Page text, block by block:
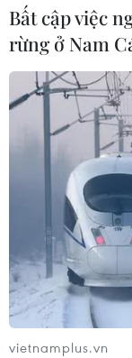
Bất cập việc
rừng ở Nam
vietnamplus.vn